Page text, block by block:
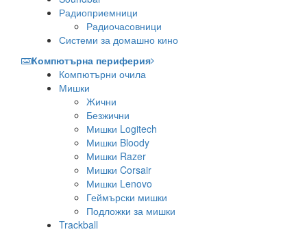
Радиоприемници
Радиочасовници
Системи за домашно кино
Компютърна периферия
Компютърни очила
Мишки
Жични
Безжични
Мишки Logitech
Мишки Bloody
Мишки Razer
Мишки Corsair
Мишки Lenovo
Геймърски мишки
Подложки за мишки
Trackball